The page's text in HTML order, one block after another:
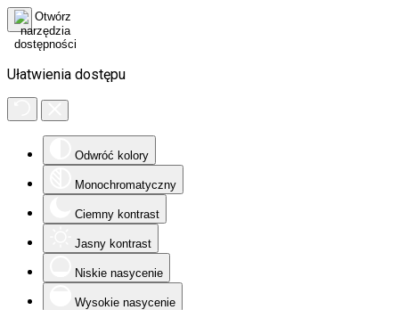
Ułatwienia dostępu
Odwróć kolory
Monochromatyczny
Ciemny kontrast
Jasny kontrast
Niskie nasycenie
Wysokie nasycenie